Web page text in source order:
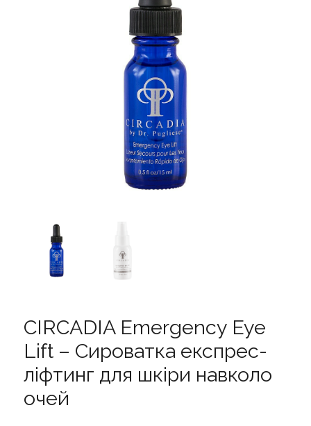
CIRCADIA Emergency Eye
Lift – Сироватка експрес-
ліфтинг для шкіри навколо
очей